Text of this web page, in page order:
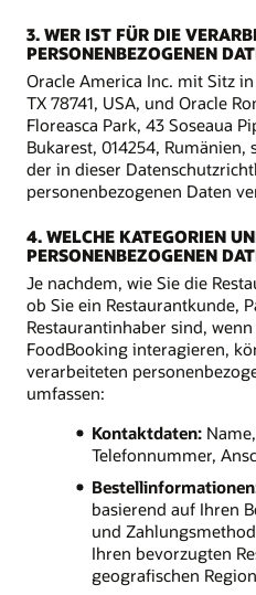
3. WER IST FÜR DIE
PERSONENBEZOGENEN
Oracle America Inc. mit Sitz
TX 78741, USA, und Oracle
Floreasca Park, 43 Soseaua
Bukarest, 014254,
der in dieser
personenbezogenen Daten
4. WELCHE KATEGORIEN
PERSONENBEZOGENEN
Je nachdem, wie Sie die
ob Sie ein Restaurantkunde,
Restaurantinhaber sind,
FoodBooking interagieren,
verarbeiteten
umfassen:
Kontaktdaten:
Telefonnummer,
basierend auf Ihren
und
Ihren bevorzugten
geografischen